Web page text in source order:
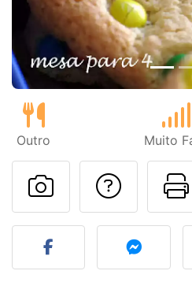
Outro Muito
Fez esta